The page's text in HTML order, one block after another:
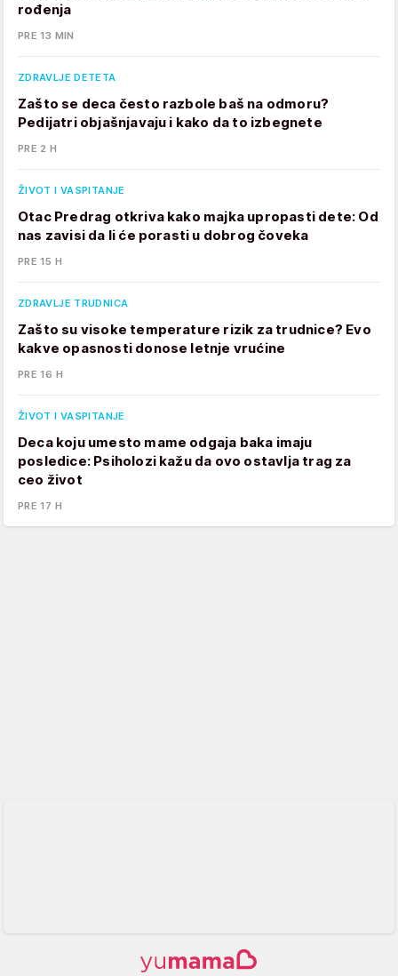
rođenja
PRE 13 MIN
ZDRAVLJE DETETA
Zašto se deca često razbole baš na odmoru?
Pedijatri objašnjavaju i kako da to izbegnete
PRE 2 H
ŽIVOT I VASPITANJE
Otac Predrag otkriva kako majka upropasti dete: Od
nas zavisi da li će porasti u dobrog čoveka
PRE 15 H
ZDRAVLJE TRUDNICA
Zašto su visoke temperature rizik za trudnice? Evo
kakve opasnosti donose letnje vrućine
PRE 16 H
ŽIVOT I VASPITANJE
Deca koju umesto mame odgaja baka imaju
posledice: Psiholozi kažu da ovo ostavlja trag za
ceo život
PRE 17 H